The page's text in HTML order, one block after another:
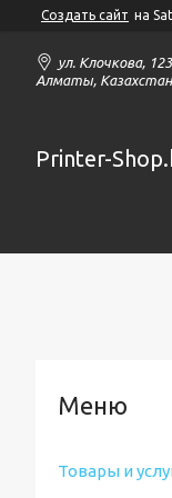
Создать сайт на
ул. Клочкова,
Алматы, Казахстан
Printer-
Товары и